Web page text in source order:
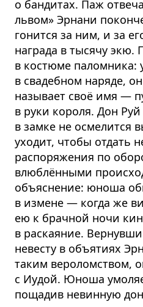
о бандитах. Паж
львом» Эрнани
гонится за ним, и за
награда в тысячу экю.
в костюме паломника:
в свадебном наряде,
называет своё имя —
в руки короля. Дон
в замке не осмелится
уходит, чтобы отдать
распоряжения по
влюблёнными
объяснение: юноша
в измене — когда же
ею к брачной ночи
в раскаяние.
невесту в объятиях
таким вероломством,
с Иудой. Юноша
пощадив невинную